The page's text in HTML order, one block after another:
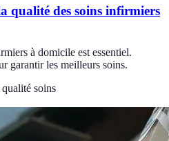
qualité des soins infirmiers
à domicile est essentiel.
garantir les meilleurs soins.
soins